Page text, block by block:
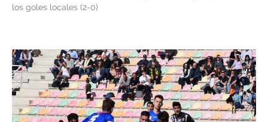
los goles locales (2-0)